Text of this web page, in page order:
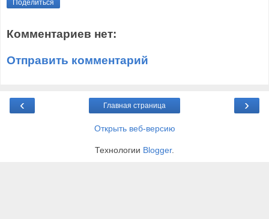
Поделиться
Комментариев нет:
Отправить комментарий
‹ ›
Главная страница
Открыть веб-версию
Технологии Blogger.